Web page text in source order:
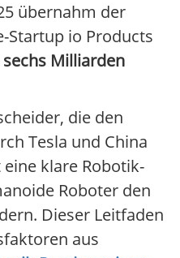
übernahm der
Startup io Products
sechs Milliarden
die den
Tesla und China
klare Robotik-
Roboter den
Dieser Leitfaden
aus